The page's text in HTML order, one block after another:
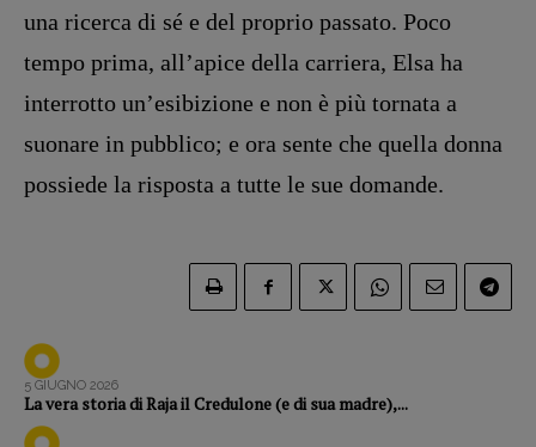
Pasolini 1922-2022
Psichedelia
Stranimondi
Tornare a Ballard
Valerio Evangelisti
REDAZIONE
una ricerca di sé e del proprio passato. Poco
tempo prima, all’apice della carriera, Elsa ha
interrotto un’esibizione e non è più tornata a
suonare in pubblico; e ora sente che quella donna
possiede la risposta a tutte le sue domande.
5 GIUGNO 2026
La vera storia di Raja il Credulone (e di sua madre),...